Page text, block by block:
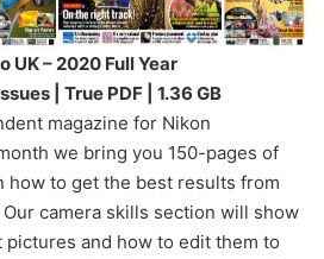
UK – 2020 Full Year
| True PDF | 1.36 GB
magazine for Nikon
we bring you 150-pages of
how to get the best results from
camera skills section will show
and how to edit them to